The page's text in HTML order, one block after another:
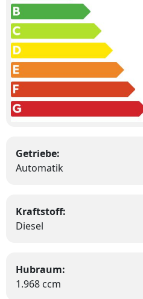
Getriebe:
Automatik
Kraftstoff:
Diesel
Hubraum:
1.968 ccm